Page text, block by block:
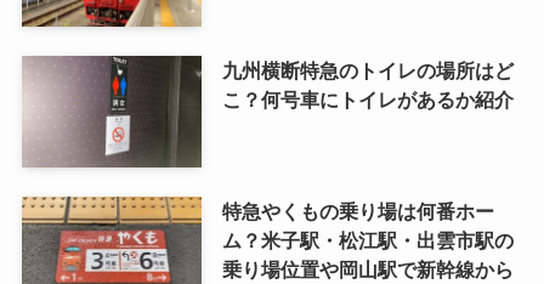
九州横断特急のトイレの場所はど
こ？何号車にトイレがあるか紹介
特急やくもの乗り場は何番ホー
ム？米子駅・松江駅・出雲市駅の
乗り場位置や岡山駅で新幹線から